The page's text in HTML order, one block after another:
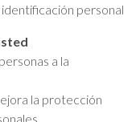
personal
a la
la protección